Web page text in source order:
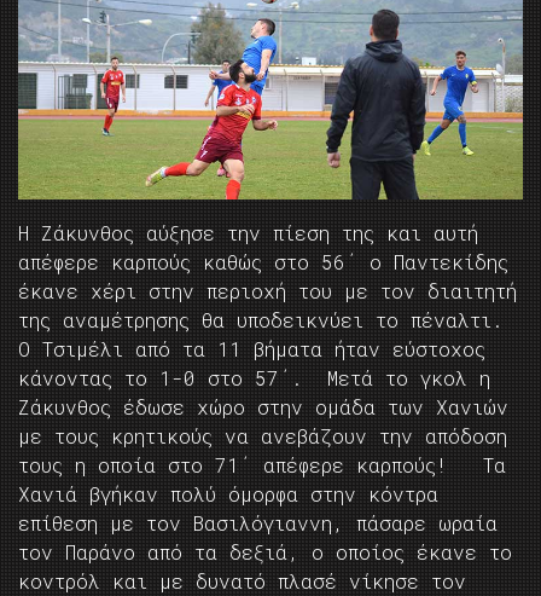
Η Ζάκυνθος αύξησε την πίεση της και αυτή
απέφερε καρπούς καθώς στο 56΄ ο Παντεκίδης
έκανε χέρι στην περιοχή του με τον διαιτητή
της αναμέτρησης θα υποδεικνύει το πέναλτι.
Ο Τσιμέλι από τα 11 βήματα ήταν εύστοχος
κάνοντας το 1-0 στο 57΄. Μετά το γκολ η
Ζάκυνθος έδωσε χώρο στην ομάδα των Χανιών
με τους κρητικούς να ανεβάζουν την απόδοση
τους η οποία στο 71΄ απέφερε καρπούς! Τα
Χανιά βγήκαν πολύ όμορφα στην κόντρα
επίθεση με τον Βασιλόγιαννη, πάσαρε ωραία
τον Παράνο από τα δεξιά, ο οποίος έκανε το
κοντρόλ και με δυνατό πλασέ νίκησε τον